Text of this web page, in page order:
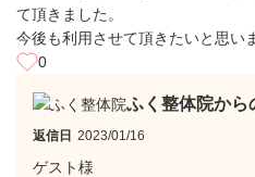
て頂きました。
今後も利用させて頂きたいと思い
0
ふく整体院から
返信日 2023/01/16
ゲスト様